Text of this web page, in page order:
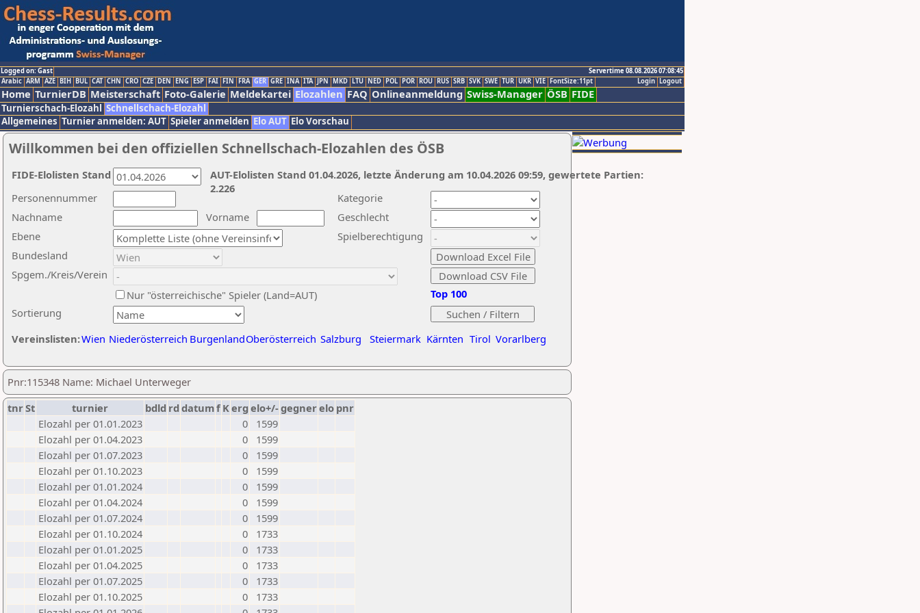
Logged on: Gast
Servertime 08.08.2026 07:08:45
Logout
Login
Arabic ARM AZE BIH BUL CAT CHN CRO CZE DEN ENG ESP FAI FIN FRA GER GRE INA ITA JPN MKD LTU NED POL POR ROU RUS SRB SVK SWE TUR UKR VIE FontSize:11pt
Home TurnierDB Meisterschaft Foto-Galerie Meldekartei Elozahlen FAQ Onlineanmeldung Swiss-Manager ÖSB FIDE
Turnierschach-Elozahl Schnellschach-Elozahl
Allgemeines Turnier anmelden: AUT Spieler anmelden Elo AUT Elo Vorschau
Willkommen bei den offiziellen Schnellschach-Elozahlen des ÖSB
Nachname
Vorname
Ebene
Kategorie
Sortierung
Personennummer
Bundesland
Spgem./Kreis/Verein
Geschlecht
Nur "österreichische" Spieler (Land=AUT)
Spielberechtigung
Vereinslisten:Wien Niederösterreich BurgenlandOberösterreich Salzburg Steiermark Kärnten Tirol Vorarlberg
Top 100
AUT-Elolisten Stand 01.04.2026, letzte Änderung am 10.04.2026 09:59, gewertete Partien:
2.226
FIDE-Elolisten Stand
Pnr:115348 Name: Michael Unterweger
tnrSt turnier bdld rd datumf Kerg elo+/-gegnerelo pnr
Elozahl per 01.01.2023
0
1599
Elozahl per 01.04.2023
0
1599
Elozahl per 01.07.2023
0
1599
Elozahl per 01.10.2023
0
1599
Elozahl per 01.01.2024
0
1599
Elozahl per 01.04.2024
0
1599
Elozahl per 01.07.2024
0
1599
Elozahl per 01.10.2024
0
1733
Elozahl per 01.01.2025
0
1733
Elozahl per 01.04.2025
0
1733
Elozahl per 01.07.2025
0
1733
Elozahl per 01.10.2025
0
1733